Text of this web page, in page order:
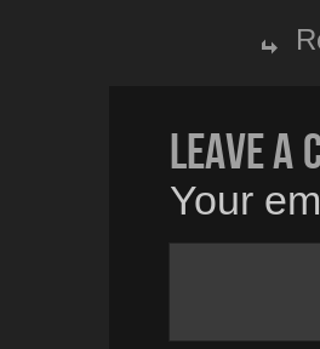
Leave a
Your